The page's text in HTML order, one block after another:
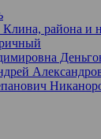
района и